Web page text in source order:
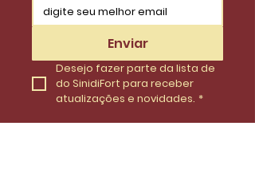
Enviar
Desejo fazer parte da lista de
do SinidiFort para receber
atualizações e novidades. *